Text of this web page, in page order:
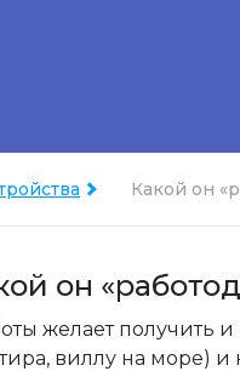
Какой он
он
желает получить
виллу на море)